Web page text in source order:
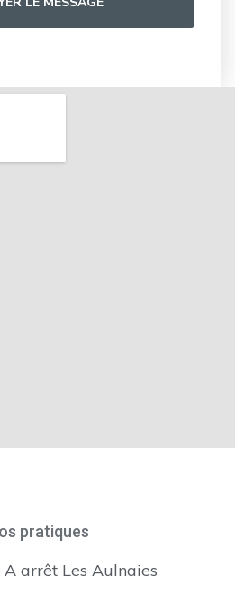
pratiques
arrêt Les Aulnaies